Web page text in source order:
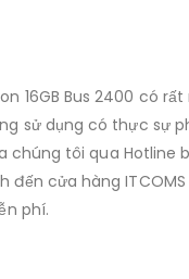
16GB Bus 2400 có
sử dụng có thực sự
chúng tôi qua Hotline
cửa hàng ITCOMS
phí.